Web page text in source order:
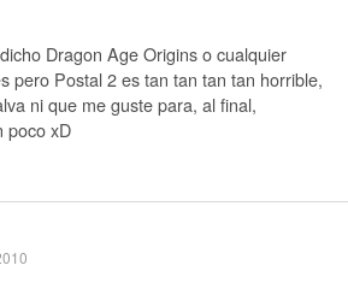
Dragon Age Origins o cualquier
pero Postal 2 es tan tan tan tan horrible,
ni que me guste para, al final,
poco xD